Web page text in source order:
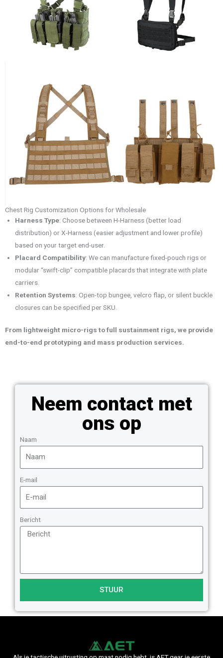
Chest Rig Customization Options for Wholesale
Harness Type: Choose between H-Harness (better load
distribution) or X-Harness (easier adjustment and lower profile)
based on your target end-user.
Placard Compatibility: We can manufacture fixed-pouch rigs or
modular “swift-clip” compatible placards that integrate with plate
carriers.
Retention Systems: Open-top bungee, velcro flap, or silent buckle
closures can be specified per SKU.
From lightweight micro-rigs to full sustainment rigs, we provide
end-to-end prototyping and mass production services.
Neem contact met
ons op
Naam
E-mail
Bericht
STUUR